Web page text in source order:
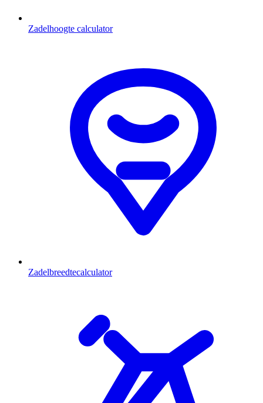
Zadelhoogte calculator
Zadelbreedtecalculator